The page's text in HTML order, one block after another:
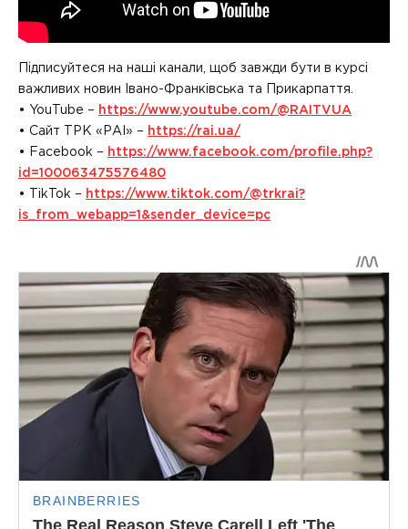
Підписуйтеся на наші канали, щоб завжди бути в курсі
важливих новин Івано-Франківська та Прикарпаття.
• YouTube – https://www.youtube.com/@RAITVUA
• Сайт ТРК «РАІ» – https://rai.ua/
• Facebook – https://www.facebook.com/profile.php?
id=100063475576480
• TikTok – https://www.tiktok.com/@trkrai?
is_from_webapp=1&sender_device=pc